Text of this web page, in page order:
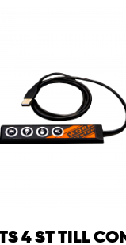
4 ST TILL